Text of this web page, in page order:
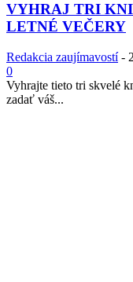
VYHRAJ TRI
LETNÉ VEČERY
Redakcia zaujímavostí -
0
Vyhrajte tieto tri skvelé
zadať váš...